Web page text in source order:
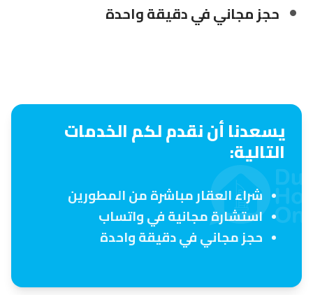
حجز مجاني في دقيقة واحدة
يسعدنا أن نقدم لكم الخدمات
التالية:
شراء العقار مباشرة من المطورين
استشارة مجانية في واتساب
حجز مجاني في دقيقة واحدة